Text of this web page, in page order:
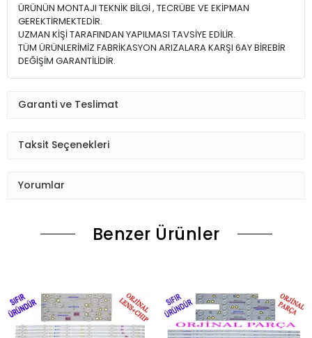
ÜRÜNÜN MONTAJI TEKNİK BİLGİ , TECRÜBE VE EKİPMAN
GEREKTİRMEKTEDİR.
UZMAN KİŞİ TARAFINDAN YAPILMASI TAVSİYE EDİLİR.
TÜM ÜRÜNLERİMİZ FABRİKASYON ARIZALARA KARŞI 6AY BİREBİR
DEĞİŞİM GARANTİLİDİR.
Garanti ve Teslimat
Taksit Seçenekleri
Yorumlar
Benzer Ürünler